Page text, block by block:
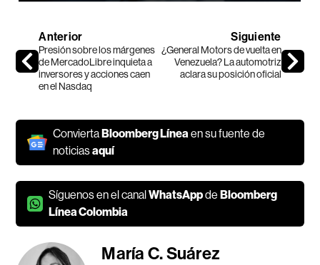
Anterior
Presión sobre los márgenes
de MercadoLibre inquieta a
inversores y acciones caen
en el Nasdaq
Siguiente
¿General Motors de vuelta en
Venezuela? La automotriz
aclara su posición oficial
ConviertaBloomberg Líneaen su fuente de
noticiasaquí
Síguenos en el canalWhatsAppdeBloomberg
Línea Colombia
María C. Suárez